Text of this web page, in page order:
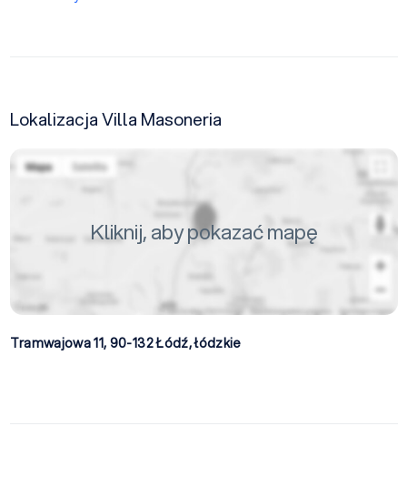
Lokalizacja Villa Masoneria
Kliknij, aby pokazać mapę
Tramwajowa 11, 90-132Łódź,łódzkie